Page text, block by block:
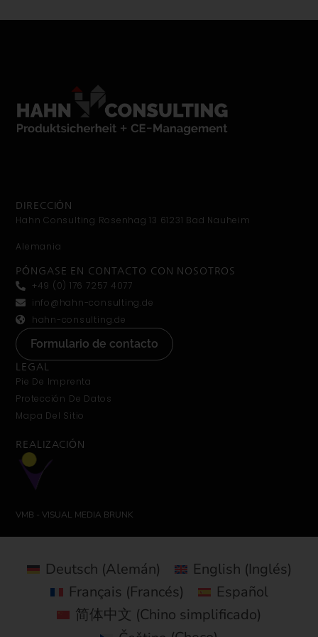
DIRECCIÓN
Hahn Consulting Rosenhag 13 61231 Bad Nauheim
Alemania
PÓNGASE EN CONTACTO CON NOSOTROS
+49 (0) 176 7257 4077
info@hahn-consulting.de
hahn-consulting.de
Formulario de contacto
LEGAL
Pie De Imprenta
Protección De Datos
Mapa Del Sitio
REALIZACIÓN
VMB - VISUAL MEDIA BRUNK
Deutsch (Alemán) English (Inglés)
Français (Francés)
Español
简体中文 (Chino simplificado)